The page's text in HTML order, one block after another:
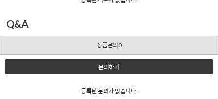
Q&A
상품문의0
문의하기
등록된 문의가 없습니다.